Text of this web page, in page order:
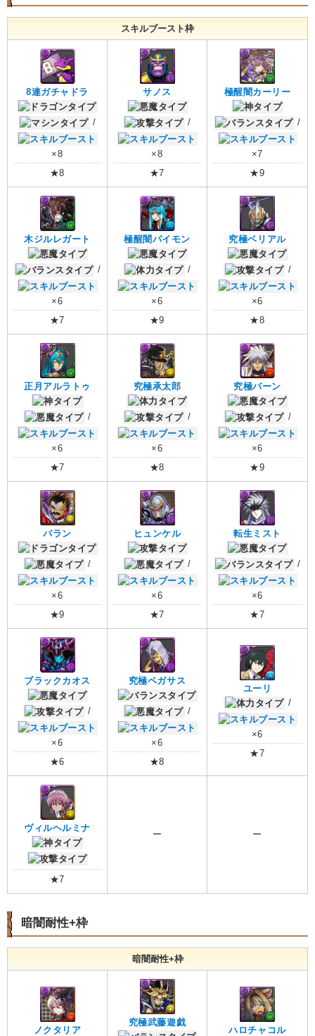
スキルブースト枠
8連ガチャドラ
/
×8
★8
サノス
/
×8
★7
極醒闇カーリー
/
×7
★9
木ジルレガート
/
×6
★7
極醒闇パイモン
/
×6
★9
究極ベリアル
/
×6
★8
正月アルラトゥ
/
×6
★7
究極承太郎
/
×6
★8
究極バーン
/
×6
★9
バラン
/
×6
★9
ヒュンケル
/
×6
★7
転生ミスト
/
×6
★7
ブラックカオス
/
×6
★6
究極ペガサス
/
×6
★8
ユーリ
/
×6
★7
ヴィルヘルミナ
★7
ー ー
暗闇耐性+枠
暗闇耐性+枠
ノクタリア
究極武藤遊戯
ハロチャコル